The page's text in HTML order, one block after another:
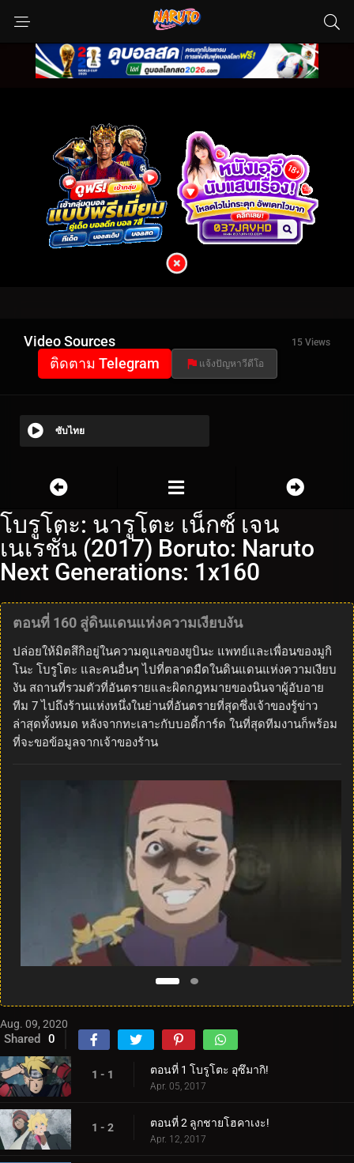
Video Sources 15 Views
ติดตาม Telegram แจ้งปัญหาวีดีโอ
ซับไทย
โบรูโตะ: นารูโตะ เน็กซ์ เจน
เนเรชั่น (2017) Boruto: Naruto
Next Generations: 1x160
ตอนที่ 160 สู่ดินแดนแห่งความเงียบงัน
ปล่อยให้มิตสึกิอยู่ในความดูแลของยูบินะ แพทย์และเพื่อนของมูกิ
โนะ โบรูโตะ และคนอื่นๆ ไปที่ตลาดมืดในดินแดนแห่งความเงียบ
งัน สถานที่รวมตัวที่อันตรายและผิดกฎหมายของนินจาผู้อับอาย
ทีม 7 ไปถึงร้านแห่งหนึ่งในย่านที่อันตรายที่สุดซึ่งเจ้าของรู้ข่าว
ล่าสุดทั้งหมด หลังจากทะเลาะกับบอดี้การ์ด ในที่สุดทีมงานก็พร้อม
ที่จะขอข้อมูลจากเจ้าของร้าน
Aug. 09, 2020
Shared 0
1 - 1 ตอนที่ 1 โบรูโตะ อุซึมากิ!
Apr. 05, 2017
1 - 2 ตอนที่ 2 ลูกชายโฮคาเงะ!
Apr. 12, 2017